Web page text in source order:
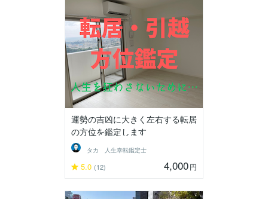
運勢の吉凶に大きく左右する転居
の方位を鑑定します
タカ 人生幸転鑑定士
5.0 (12) 4,000円